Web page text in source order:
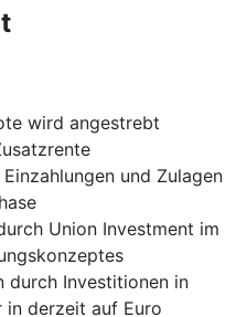
wird angestrebt
und Zulagen
Union Investment im
durch Investitionen in
in derzeit auf Euro